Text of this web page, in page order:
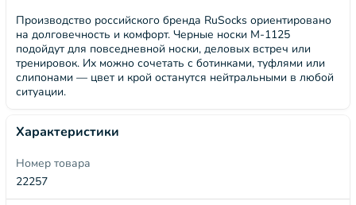
Производство российского бренда RuSocks ориентировано
на долговечность и комфорт. Черные носки М-1125
подойдут для повседневной носки, деловых встреч или
тренировок. Их можно сочетать с ботинками, туфлями или
слипонами — цвет и крой останутся нейтральными в любой
ситуации.
Характеристики
Номер товара
22257